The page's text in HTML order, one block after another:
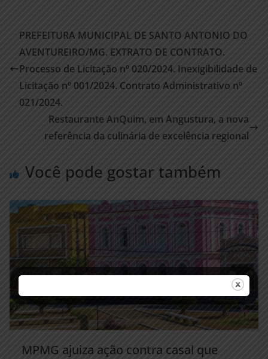
PREFEITURA MUNICIPAL DE SANTO ANTONIO DO
AVENTUREIRO/MG. EXTRATO DE CONTRATO.
Processo de Licitação nº 020/2024. Inexigibilidade de
Licitação nº 001/2024. Contrato Administrativo nº
021/2024.
Restaurante AnQuim, em Angustura, a nova
referência da culinária de excelência regional
Você pode gostar também
MPMG ajuiza ação contra casal que